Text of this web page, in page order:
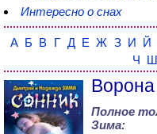
Интересно о снах
А Б В Г Д Е Ж З И Й
Ч Ш
Ворона
Полное
Зима: